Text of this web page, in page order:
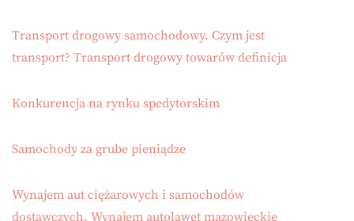
Transport drogowy samochodowy. Czym jest
transport? Transport drogowy towarów definicja
Konkurencja na rynku spedytorskim
Samochody za grube pieniądze
Wynajem aut ciężarowych i samochodów
dostawczych, Wynajem autolawet mazowieckie